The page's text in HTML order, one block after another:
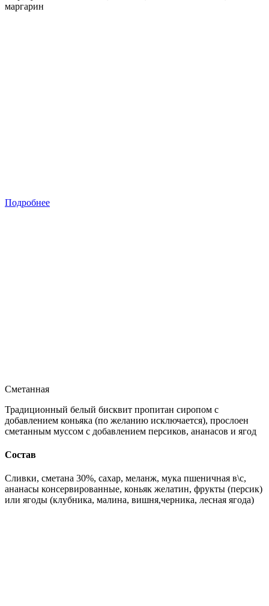
маргарин
Подробнее
Сметанная
Традиционный белый бисквит пропитан сиропом с
добавлением коньяка (по желанию исключается), прослоен
сметанным муссом с добавлением персиков, ананасов и ягод
Состав
Сливки, сметана 30%, сахар, меланж, мука пшеничная в\с,
ананасы консервированные, коньяк желатин, фрукты (персик)
или ягоды (клубника, малина, вишня,черника, лесная ягода)